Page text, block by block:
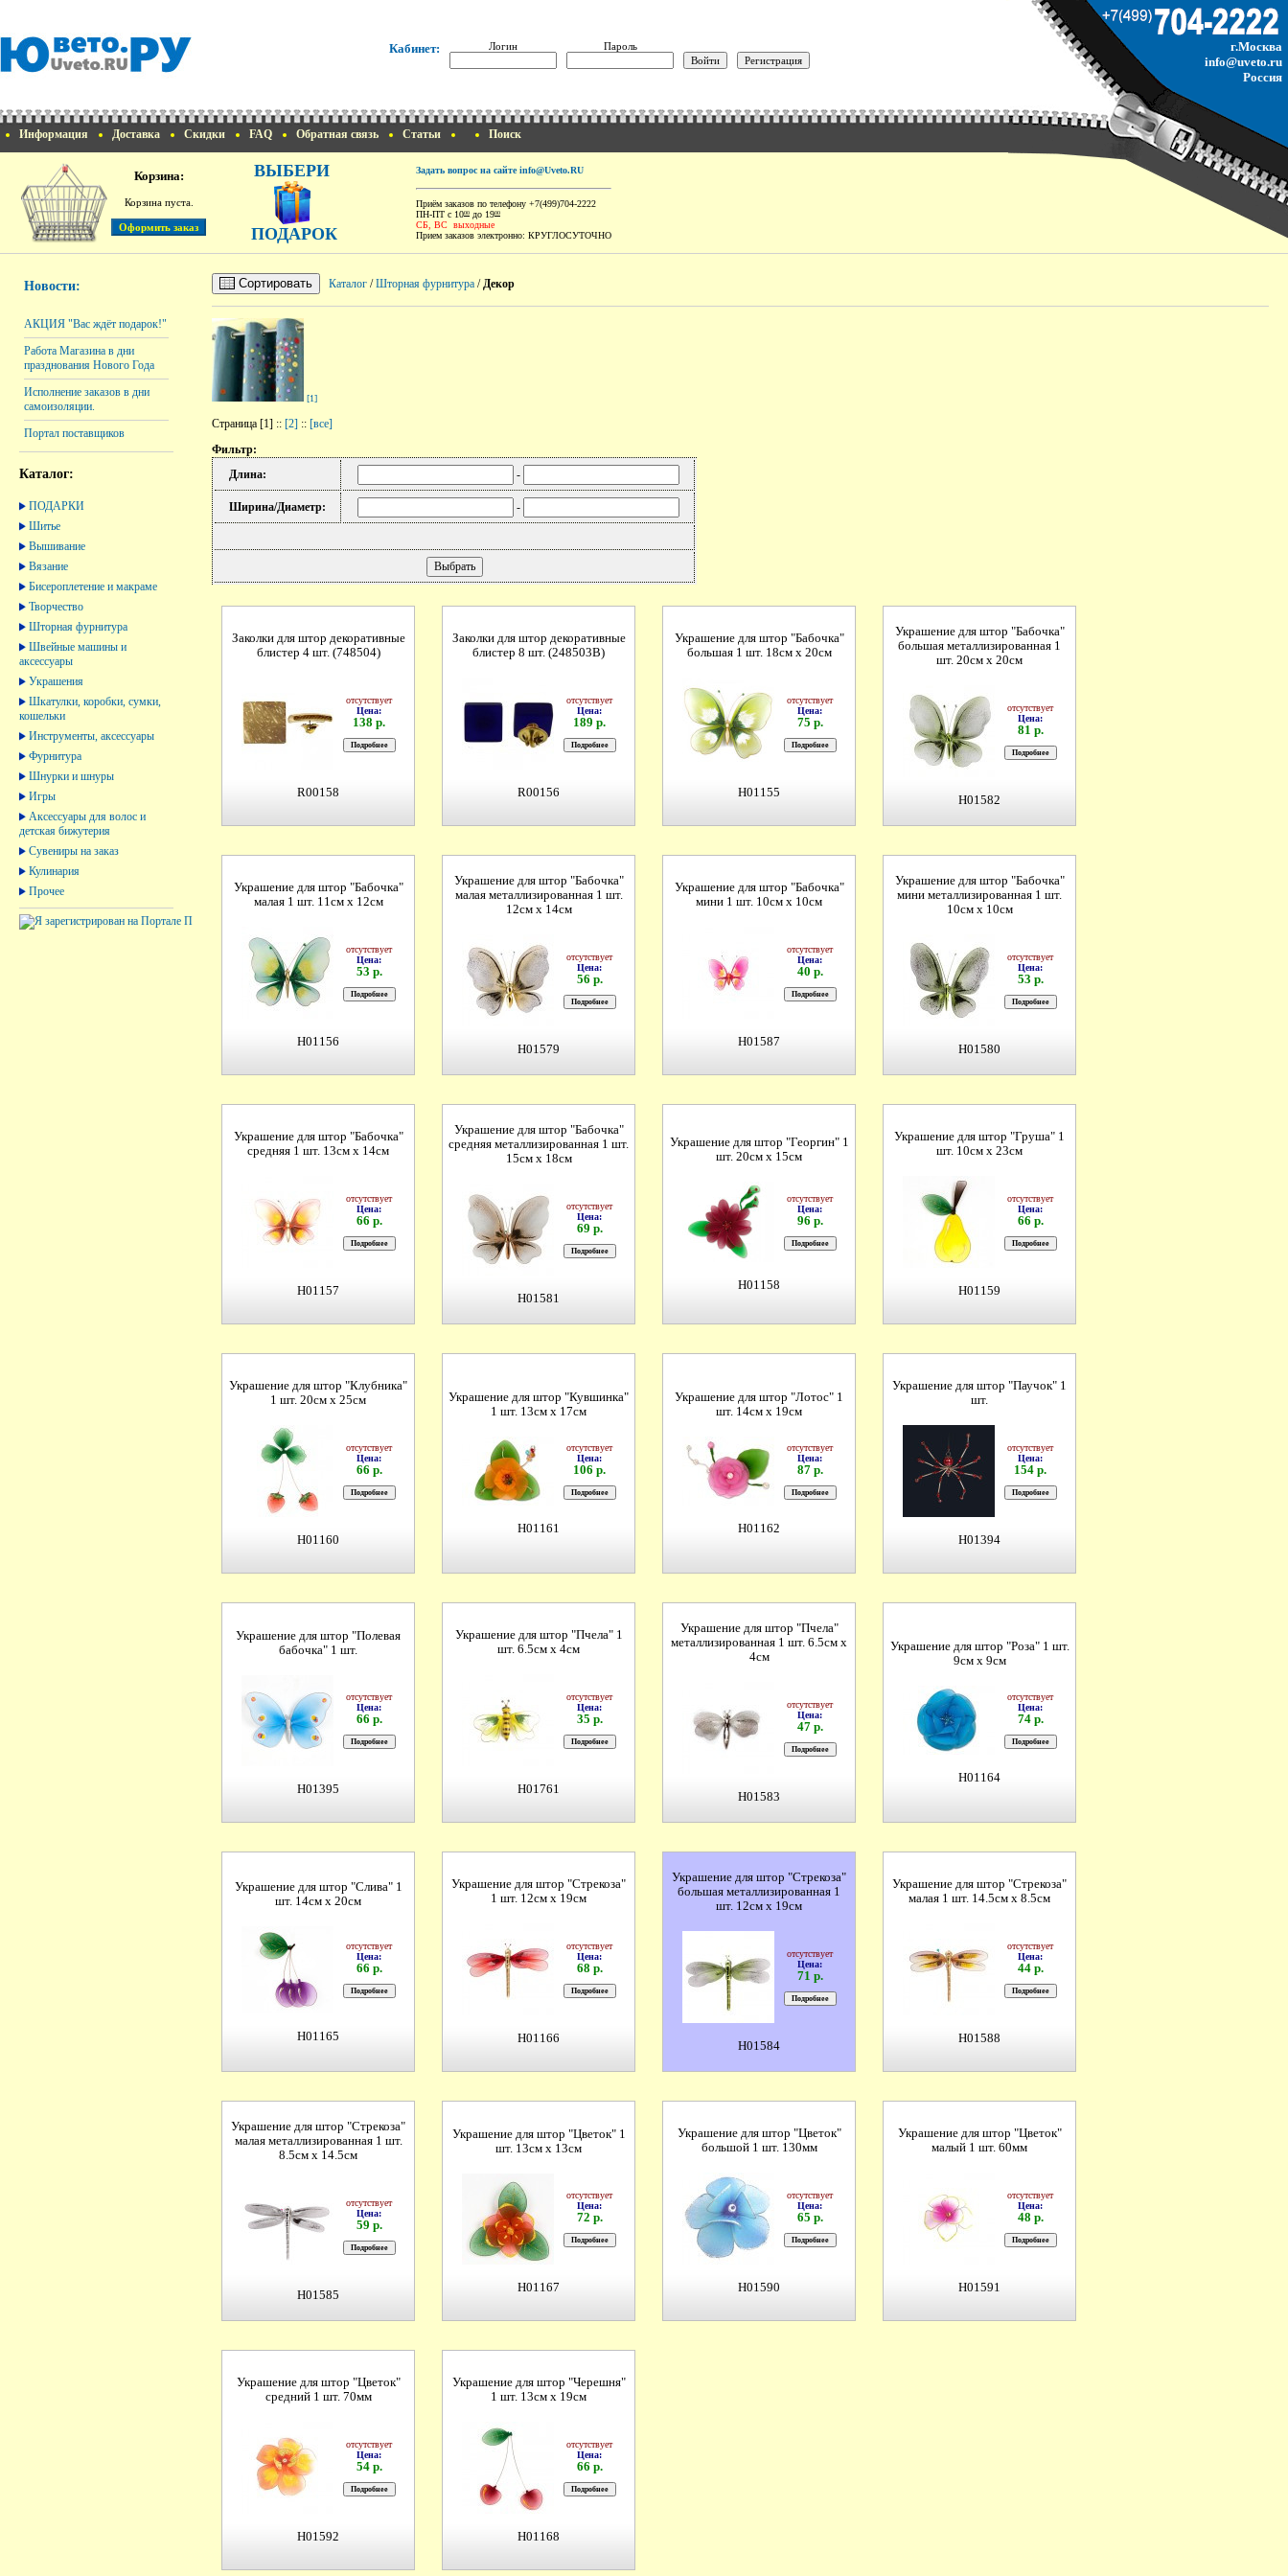
Кабинет: Логин Пароль
г.Москва
info@uveto.ru
Россия
Информация Доставка Скидки FAQ Обратная связь Статьи Поиск
Корзина:
Корзина пуста.
ВЫБЕРИ
ПОДАРОК
Задать вопрос на сайте info@Uveto.RU
Приём заказов по телефону +7(499)704-2222
ПН-ПТ с 1000 до 1900
СБ, ВС выходные
Прием заказов электронно: КРУГЛОСУТОЧНО
Новости:
АКЦИЯ "Вас ждёт подарок!"
Работа Магазина в дни
празднования Нового Года
Исполнение заказов в дни
самоизоляции.
Портал поставщиков
Каталог:
ПОДАРКИ
Шитье
Вышивание
Вязание
Бисероплетение и макраме
Творчество
Шторная фурнитура
Швейные машины и
аксессуары
Украшения
Шкатулки, коробки, сумки,
кошельки
Инструменты, аксессуары
Фурнитура
Шнурки и шнуры
Игры
Аксессуары для волос и
детская бижутерия
Сувениры на заказ
Кулинария
Прочее
Сортировать Каталог /Шторная фурнитура /Декор
[1]
Страница [1] :: [2] :: [все]
Фильтр:
Длина:
-
Ширина/Диаметр: -
Заколки для штор декоративные
блистер 4 шт. (748504)
отсутствует
Цена:
138 р.
R00158
Заколки для штор декоративные
блистер 8 шт. (248503B)
отсутствует
Цена:
189 р.
R00156
Украшение для штор "Бабочка"
большая 1 шт. 18см х 20см
отсутствует
Цена:
75 р.
H01155
Украшение для штор "Бабочка"
большая металлизированная 1
шт. 20см х 20см
отсутствует
Цена:
81 р.
H01582
Украшение для штор "Бабочка"
малая 1 шт. 11см х 12см
отсутствует
Цена:
53 р.
H01156
Украшение для штор "Бабочка"
малая металлизированная 1 шт.
12см х 14см
отсутствует
Цена:
56 р.
H01579
Украшение для штор "Бабочка"
мини 1 шт. 10см х 10см
отсутствует
Цена:
40 р.
H01587
Украшение для штор "Бабочка"
мини металлизированная 1 шт.
10см х 10см
отсутствует
Цена:
53 р.
H01580
Украшение для штор "Бабочка"
средняя 1 шт. 13см х 14см
отсутствует
Цена:
66 р.
H01157
Украшение для штор "Бабочка"
средняя металлизированная 1 шт.
15см х 18см
отсутствует
Цена:
69 р.
H01581
Украшение для штор "Георгин" 1
шт. 20см х 15см
отсутствует
Цена:
96 р.
H01158
Украшение для штор "Груша" 1
шт. 10см х 23см
отсутствует
Цена:
66 р.
H01159
Украшение для штор "Клубника"
1 шт. 20см х 25см
отсутствует
Цена:
66 р.
H01160
Украшение для штор "Кувшинка"
1 шт. 13см х 17см
отсутствует
Цена:
106 р.
H01161
Украшение для штор "Лотос" 1
шт. 14см х 19см
отсутствует
Цена:
87 р.
H01162
Украшение для штор "Паучок" 1
шт.
отсутствует
Цена:
154 р.
H01394
Украшение для штор "Полевая
бабочка" 1 шт.
отсутствует
Цена:
66 р.
H01395
Украшение для штор "Пчела" 1
шт. 6.5см х 4см
отсутствует
Цена:
35 р.
H01761
Украшение для штор "Пчела"
металлизированная 1 шт. 6.5см х
4см
отсутствует
Цена:
47 р.
H01583
Украшение для штор "Роза" 1 шт.
9см х 9см
отсутствует
Цена:
74 р.
H01164
Украшение для штор "Слива" 1
шт. 14см х 20см
отсутствует
Цена:
66 р.
H01165
Украшение для штор "Стрекоза"
1 шт. 12см х 19см
отсутствует
Цена:
68 р.
H01166
Украшение для штор "Стрекоза"
большая металлизированная 1
шт. 12см х 19см
отсутствует
Цена:
71 р.
H01584
Украшение для штор "Стрекоза"
малая 1 шт. 14.5см х 8.5см
отсутствует
Цена:
44 р.
H01588
Украшение для штор "Стрекоза"
малая металлизированная 1 шт.
8.5см х 14.5см
отсутствует
Цена:
59 р.
H01585
Украшение для штор "Цветок" 1
шт. 13см х 13см
отсутствует
Цена:
72 р.
H01167
Украшение для штор "Цветок"
большой 1 шт. 130мм
отсутствует
Цена:
65 р.
H01590
Украшение для штор "Цветок"
малый 1 шт. 60мм
отсутствует
Цена:
48 р.
H01591
Украшение для штор "Цветок"
средний 1 шт. 70мм
отсутствует
Цена:
54 р.
H01592
Украшение для штор "Черешня"
1 шт. 13см х 19см
отсутствует
Цена:
66 р.
H01168